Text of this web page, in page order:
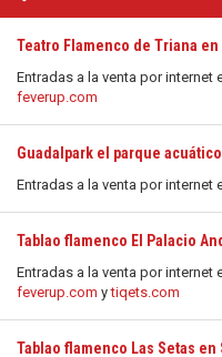
Teatro Flamenco de Triana
Entradas a la venta por internet
feverup.com
Guadalpark el parque
Entradas a la venta por internet
Tablao flamenco El Palacio
Entradas a la venta por internet
feverup.com ytiqets.com
Tablao flamenco Las Setas en